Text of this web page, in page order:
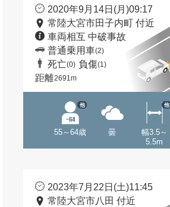
2020年9月14日(月)09:17
常陸大宮市田子内町 付近
車両相互 中破事故
普通乗用車(2)
死亡(0) 負傷(1)
距離2691m
55～64歳
他
曇
幅3.5～
5.5m
他
2023年7月22日(土)11:45
常陸大宮市八田 付近